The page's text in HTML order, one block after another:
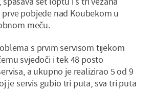
pobjede nad Koubekom u
meču.
s prvim servisom tijekom
svjedoči i tek 48 posto
a ukupno je realizirao 5 od 9
je servis gubio tri puta, sva tri puta